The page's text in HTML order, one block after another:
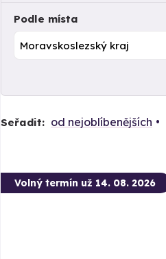
Podle místa
Seřadit: od nejoblíbenějších
Volný termín už 14. 08. 2026